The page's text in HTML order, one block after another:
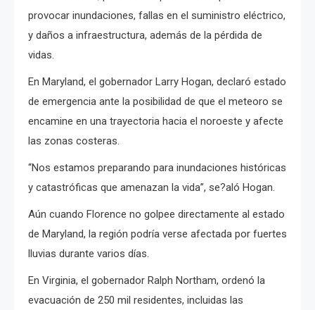
provocar inundaciones, fallas en el suministro eléctrico,
y daños a infraestructura, además de la pérdida de
vidas.
En Maryland, el gobernador Larry Hogan, declaró estado
de emergencia ante la posibilidad de que el meteoro se
encamine en una trayectoria hacia el noroeste y afecte
las zonas costeras.
“Nos estamos preparando para inundaciones históricas
y catastróficas que amenazan la vida”, se?aló Hogan.
Aún cuando Florence no golpee directamente al estado
de Maryland, la región podría verse afectada por fuertes
lluvias durante varios días.
En Virginia, el gobernador Ralph Northam, ordenó la
evacuación de 250 mil residentes, incluidas las